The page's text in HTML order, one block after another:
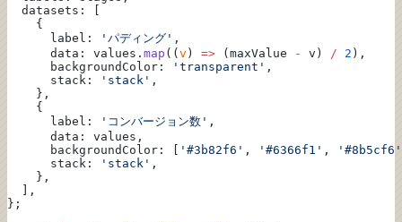
  datasets: [
    {
      label:
'パディング' ,
      data: values.
map (( v ) => (maxValue - v) / 2 ),
      backgroundColor:
'transparent' ,
      stack:
'stack' ,
    },
    {
      label:
'コンバージョン数' ,
      data: values,
      backgroundColor: [
'#3b82f6' , '#6366f1' ,
'#8b5cf6'
      stack:
'stack' ,
    },
  ],
};